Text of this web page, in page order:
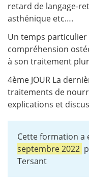
retard de langage-
asthénique etc….
Un temps particulier
compréhension
à son traitement
4ème JOUR La
traitements de
explications et
Cette formation a
septembre 2022
Tersant